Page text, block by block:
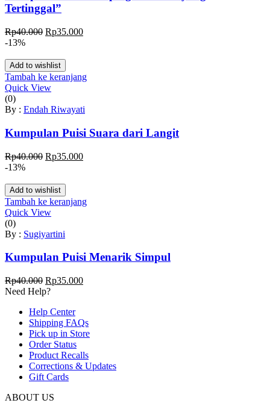
Tertinggal”
Rp40.000 Harga
Rp40.000.
Rp35.000Harga
Rp35.000.
-13%
Add to wishlist
Tambah ke keranjang
Quick View
(0)
By : Endah Riwayati
Kumpulan Puisi Suara dari Langit
Rp40.000 Harga
Rp40.000.
Rp35.000Harga
Rp35.000.
-13%
Add to wishlist
Tambah ke keranjang
Quick View
(0)
By : Sugiyartini
Kumpulan Puisi Menarik Simpul
Rp40.000 Harga
aslinya
Rp40.000.
Rp35.000Harga
Rp35.000.
Need Help?
Help Center
Shipping FAQs
Pick up in Store
Order Status
Product Recalls
Corrections & Updates
Gift Cards
ABOUT US